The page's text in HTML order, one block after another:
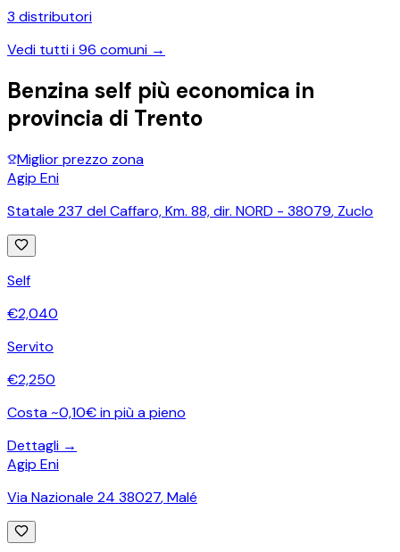
3 distributori
Vedi tutti i96 comuni →
Benzina self più economica in
provincia di Trento
Miglior prezzo zona
Agip Eni
Statale 237 del Caffaro, Km. 88, dir. NORD - 38079, Zuclo
Self
€2,040
Servito
€2,250
Costa ~0,10€ in più a pieno
Dettagli →
Agip Eni
Via Nazionale 24 38027,Malé